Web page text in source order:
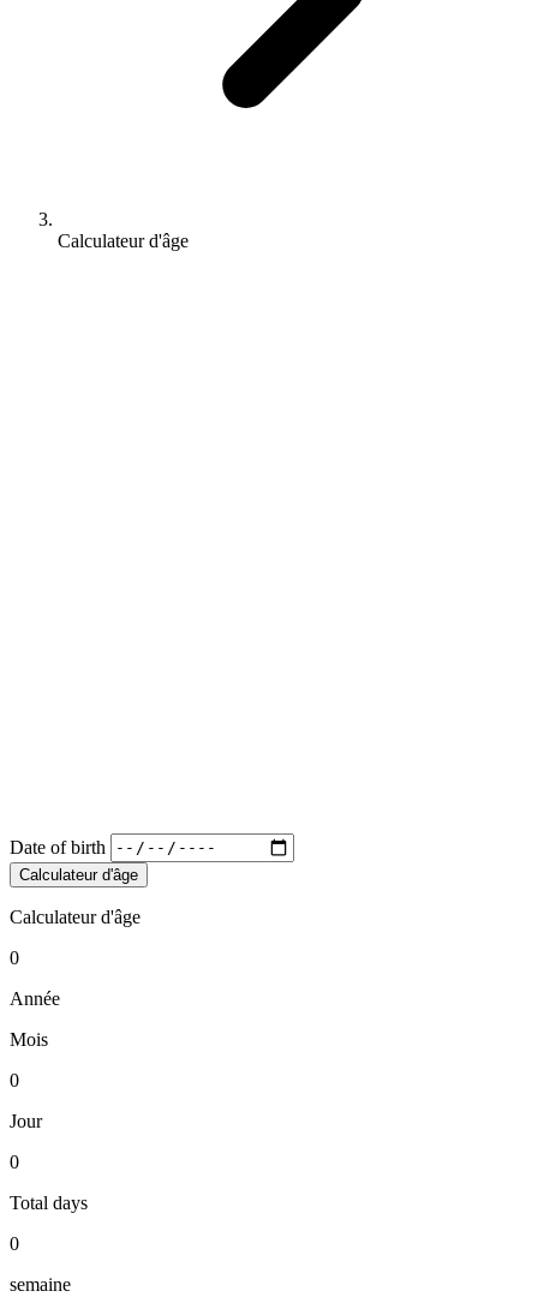
Calculateur d'âge
Date of birth
Calculateur d'âge
Calculateur d'âge
0
Année
Mois
0
Jour
0
Total days
0
semaine